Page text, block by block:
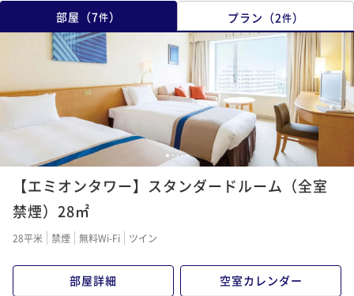
部屋 （7件） プラン （2件）
12345
【エミオンタワー】スタンダードルーム（全室
禁煙）28㎡
28平米 禁煙 無料Wi-Fi ツイン
部屋詳細 空室カレンダー